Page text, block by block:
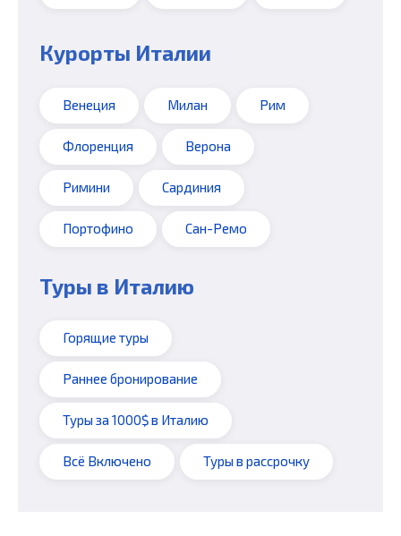
Курорты Италии
Венеция Милан Рим
Флоренция Верона
Римини Сардиния
Портофино Сан-Ремо
Туры в Италию
Горящие туры
Раннее бронирование
Туры за 1000$ в Италию
Всё Включено Туры в рассрочку